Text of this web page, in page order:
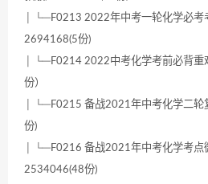
│ └─F0213 2022年中考一轮化学必考
2694168(5份)
│ └─F0214 2022中考化学考前必背
份）
│ └─F0215 备战2021年中考化学二
份)
│ └─F0216 备战2021年中考化学考点
2534046(48份)